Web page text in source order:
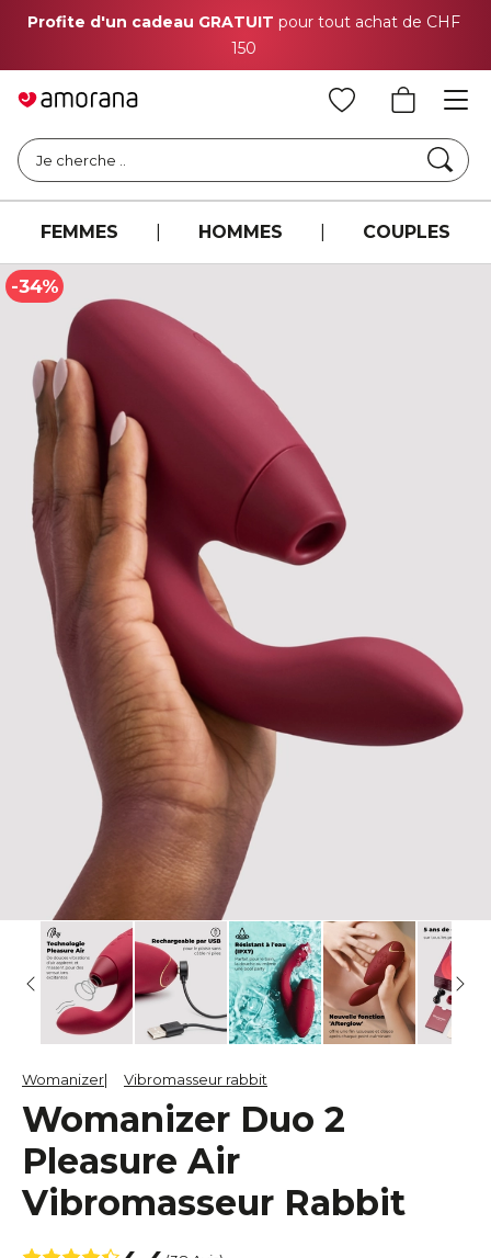
Profite d'un cadeau GRATUIT pour tout achat de CHF
150
Je cherche ..
FEMMES HOMMES COUPLES
-34%
Womanizer Vibromasseur rabbit
Womanizer Duo 2
Pleasure Air
Vibromasseur Rabbit